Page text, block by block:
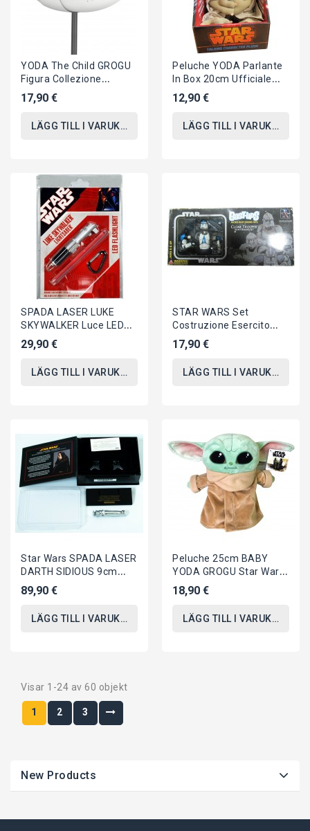
YODA The Child GROGU
Figura Collezione
HASBRO Stile Kenner Da
STAR WARS...
17,90 €
LÄGG TILL I VARUKORGEN
Peluche YODA Parlante
In Box 20cm Ufficiale
ORIGINALE STAR WARS
Play By Play
12,90 €
LÄGG TILL I VARUKORGEN
SPADA LASER LUKE
SKYWALKER Luce LED
Luce Portachiavi Con
Moschettone STAR
WARS
29,90 €
LÄGG TILL I VARUKORGEN
STAR WARS Set
Costruzione Esercito
CLONE TROOPER Army
Builder BUST-UPS
Gentle...
17,90 €
LÄGG TILL I VARUKORGEN
Star Wars SPADA LASER
DARTH SIDIOUS 9cm
Con Stand Replica In
Scala Episodio 3...
89,90 €
LÄGG TILL I VARUKORGEN
Peluche 25cm BABY
YODA GROGU Star Wars
Mandalorian ORIGINALE
Disney
18,90 €
LÄGG TILL I VARUKORGEN
Visar 1-24 av 60 objekt
1 2 3
New Products